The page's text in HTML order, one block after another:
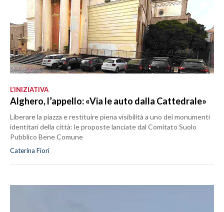
L’INIZIATIVA
Alghero, l’appello: «Via le auto dalla Cattedrale»
Liberare la piazza e restituire piena visibilità a uno dei monumenti
identitari della città: le proposte lanciate dal Comitato Suolo
Pubblico Bene Comune
Caterina Fiori